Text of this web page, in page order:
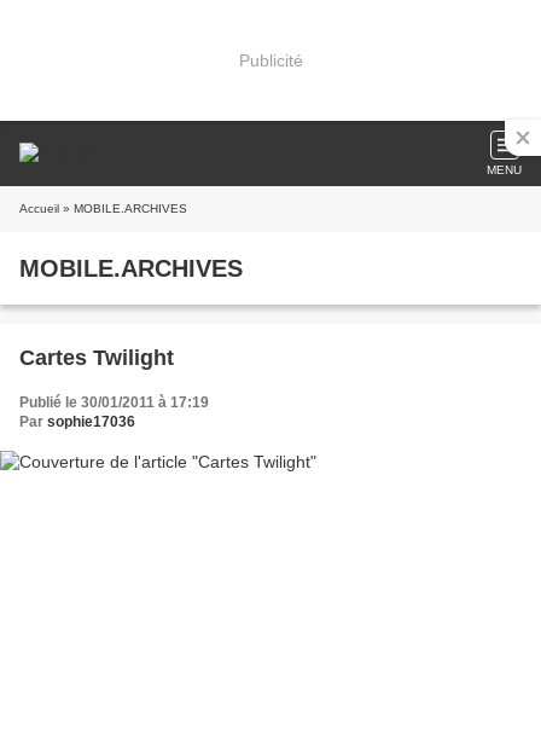
Publicité
MENU
Accueil » MOBILE.ARCHIVES
MOBILE.ARCHIVES
Cartes Twilight
Publié le 30/01/2011 à 17:19
Par sophie17036